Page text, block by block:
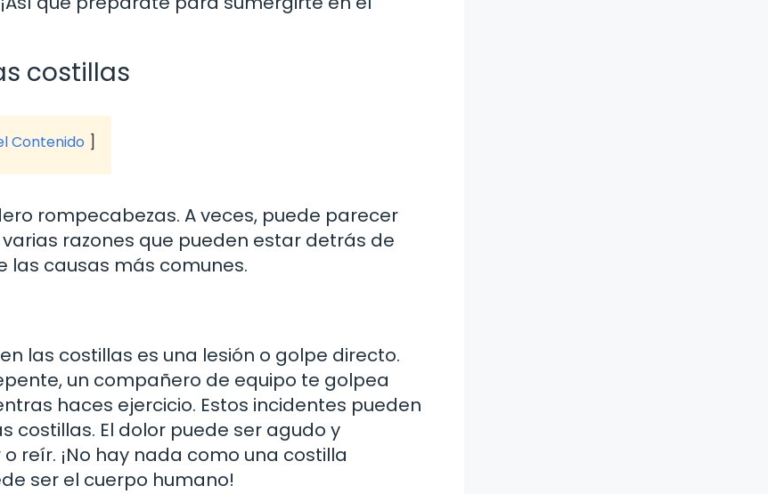
costillas
Contenido
rompecabezas. A veces, puede parecer
razones que pueden estar detrás de
las causas más comunes.
las costillas es una lesión o golpe directo.
un compañero de equipo te golpea
haces ejercicio. Estos incidentes pueden
costillas. El dolor puede ser agudo y
reír. ¡No hay nada como una costilla
ser el cuerpo humano!